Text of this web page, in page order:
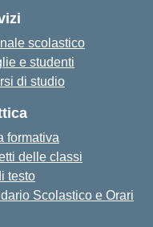
scolastico
e studenti
di studio
formativa
delle classi
testo
Scolastico e Orari